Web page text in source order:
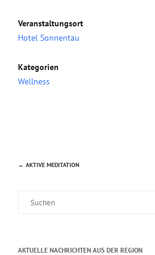
Veranstaltungsort
Hotel Sonnentau
Kategorien
Wellness
Beitragsnavigation
← AKTIVE MEDITATION
AKTUELLE NACHRICHTEN AUS DER REGION